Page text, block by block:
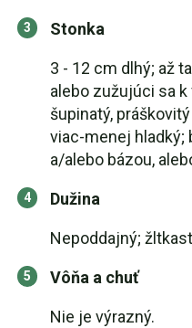
Stonka
3 - 12 cm dlhý; až
alebo zužujúci sa
šupinatý,
viac-menej hladký;
a/alebo bázou,
Dužina
Nepoddajný;
Vôňa a chuť
Nie je výrazný.